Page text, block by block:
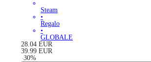
Steam
•
Regalo
•
GLOBALE
28.04 EUR
39.99 EUR
-30%